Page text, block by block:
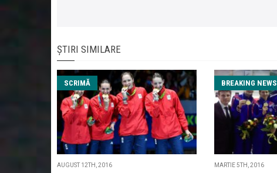
ȘTIRI SIMILARE
SCRIMĂ
AUGUST 12TH, 2016
BREAKING NEWS
MARTIE 5TH, 2016